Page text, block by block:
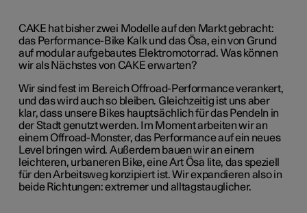
CAKE hat bisher zwei Modelle auf den Markt gebracht:
das Performance-Bike Kalk und das Ösa, ein von Grund
auf modular aufgebautes Elektromotorrad. Was können
wir als Nächstes von CAKE erwarten?
Wir sind fest im Bereich Offroad-Performance verankert,
und das wird auch so bleiben. Gleichzeitig ist uns aber
klar, dass unsere Bikes hauptsächlich für das Pendeln in
der Stadt genutzt werden. Im Moment arbeiten wir an
einem Offroad-Monster, das Performance auf ein neues
Level bringen wird. Außerdem bauen wir an einem
leichteren, urbaneren Bike, eine Art Ösa lite, das speziell
für den Arbeitsweg konzipiert ist. Wir expandieren also in
beide Richtungen: extremer und alltagstauglicher.